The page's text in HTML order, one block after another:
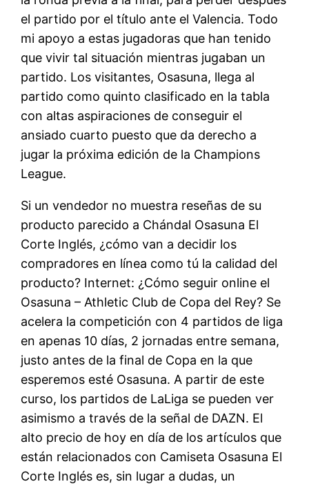
el partido por el título ante el Valencia. Todo
mi apoyo a estas jugadoras que han tenido
que vivir tal situación mientras jugaban un
partido. Los visitantes, Osasuna, llega al
partido como quinto clasificado en la tabla
con altas aspiraciones de conseguir el
ansiado cuarto puesto que da derecho a
jugar la próxima edición de la Champions
League.
Si un vendedor no muestra reseñas de su
producto parecido a Chándal Osasuna El
Corte Inglés, ¿cómo van a decidir los
compradores en línea como tú la calidad del
producto? Internet: ¿Cómo seguir online el
Osasuna – Athletic Club de Copa del Rey? Se
acelera la competición con 4 partidos de liga
en apenas 10 días, 2 jornadas entre semana,
justo antes de la final de Copa en la que
esperemos esté Osasuna. A partir de este
curso, los partidos de LaLiga se pueden ver
asimismo a través de la señal de DAZN. El
alto precio de hoy en día de los artículos que
están relacionados con Camiseta Osasuna El
Corte Inglés es, sin lugar a dudas, un